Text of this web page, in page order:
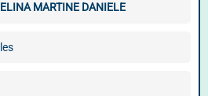
MARTINE DANIELE